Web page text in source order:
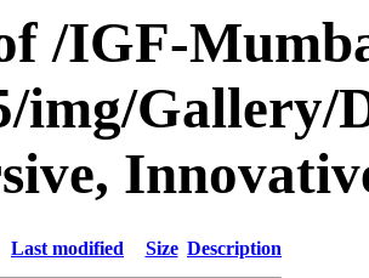
/IGF-
img/Gallery/
Last modified Size Description